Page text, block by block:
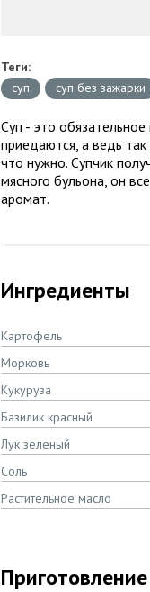
Теги:
суп
суп без зажарки
Суп - это
приедаются, а ведь
что нужно. Супчик
мясного бульона, он
аромат.
Ингредиенты
Картофель
Морковь
Кукуруза
Базилик красный
Лук зеленый
Соль
Растительное масло
Приготовление